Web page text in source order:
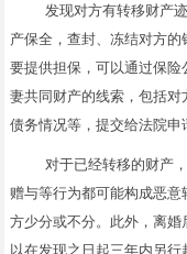
发现对方有转移财产
产保全，查封、冻结对方
要提供担保，可以通过保
妻共同财产的线索，包括
债务情况等，提交给法院申
对于已经转移的财产
赠与等行为都可能构成恶
方少分或不分。此外，离
以在发现之日起三年内另行